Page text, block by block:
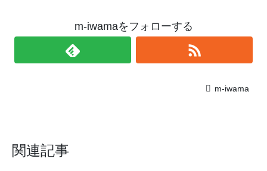
m-iwamaをフォローする
m-iwama
関連記事